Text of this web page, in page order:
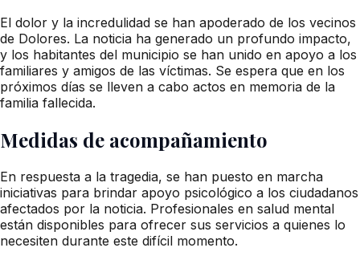
El dolor y la incredulidad se han apoderado de los vecinos
de Dolores. La noticia ha generado un profundo impacto,
y los habitantes del municipio se han unido en apoyo a los
familiares y amigos de las víctimas. Se espera que en los
próximos días se lleven a cabo actos en memoria de la
familia fallecida.
Medidas de acompañamiento
En respuesta a la tragedia, se han puesto en marcha
iniciativas para brindar apoyo psicológico a los ciudadanos
afectados por la noticia. Profesionales en salud mental
están disponibles para ofrecer sus servicios a quienes lo
necesiten durante este difícil momento.